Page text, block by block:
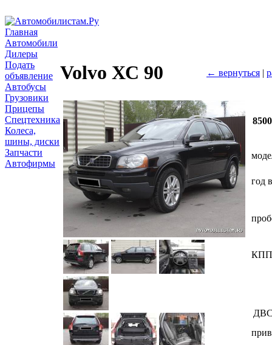
Главная
Автомобили
Дилеры
Подать
объявление
Автобусы
Грузовики
Прицепы
Спецтехника
Колеса,
шины, диски
Запчасти
Автофирмы
Volvo ХС 90 ← вернуться |
год
КПП